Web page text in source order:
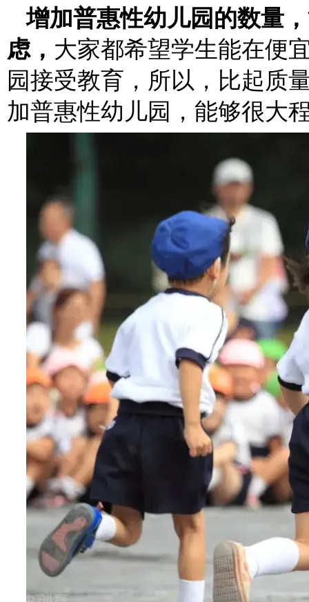
增加普惠性幼儿园的数量
虑， 大家都希望学生能在便
园接受教育，所以，比起质
加普惠性幼儿园，能够很大